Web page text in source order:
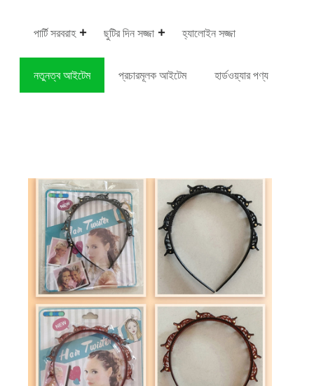
পার্টি সরবরাহ ছুটির দিন সজ্জা হ্যালোইন সজ্জা
নতুনত্ব আইটেম প্রচারমূলক আইটেম হার্ডওয়্যার পণ্য